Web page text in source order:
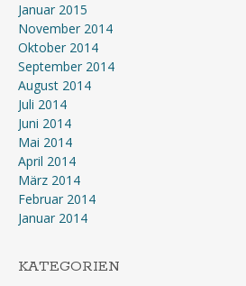
Januar 2015
November 2014
Oktober 2014
September 2014
August 2014
Juli 2014
Juni 2014
Mai 2014
April 2014
März 2014
Februar 2014
Januar 2014
KATEGORIEN